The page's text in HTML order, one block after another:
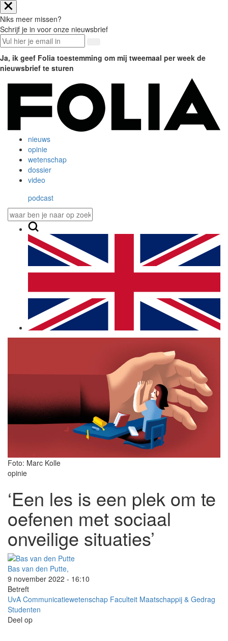
Niks meer missen?
Schrijf je in voor onze nieuwsbrief
Ja, ik geef Folia toestemming om mij tweemaal per week de
nieuwsbrief te sturen
nieuws
opinie
wetenschap
dossier
video
podcast
Foto: Marc Kolle
opinie
‘Een les is een plek om te
oefenen met sociaal
onveilige situaties’
Bas van den Putte,
9 november 2022 - 16:10
Betreft
UvA Communicatiewetenschap Faculteit Maatschappij & Gedrag
Studenten
Deel op